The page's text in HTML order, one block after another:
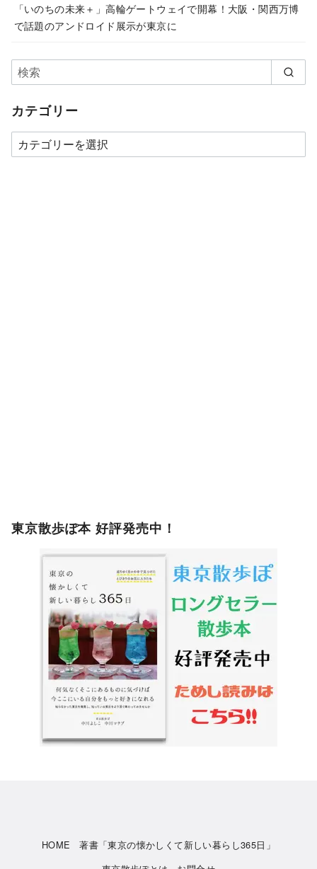
「いのちの未来＋」高輪ゲートウェイで開幕！大阪・関西万博
で話題のアンドロイド展示が東京に
カテゴリー
カ
テ
東京散歩ぽ本 好評発売中！
HOME
著書「東京の懐かしくて新しい暮らし365日」